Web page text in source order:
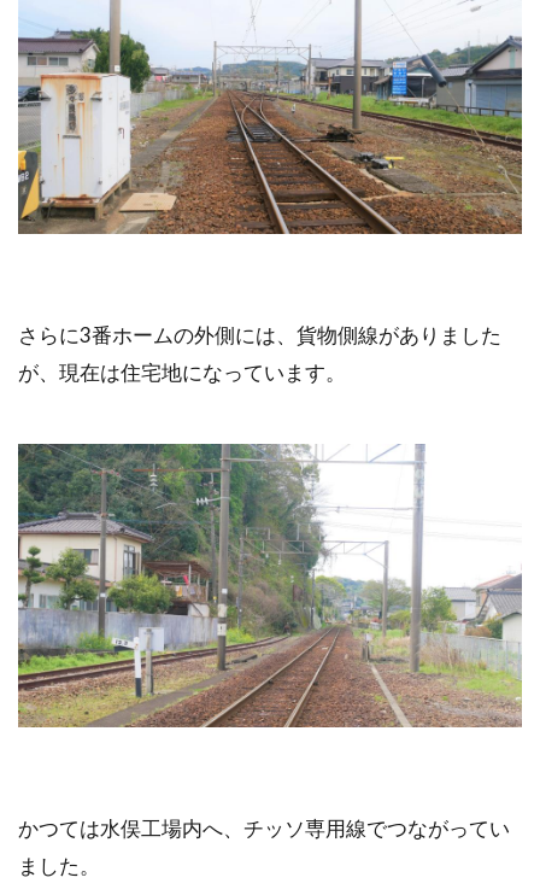
さらに3番ホームの外側には、貨物側線がありました
が、現在は住宅地になっています。
かつては水俣工場内へ、チッソ専用線でつながってい
ました。